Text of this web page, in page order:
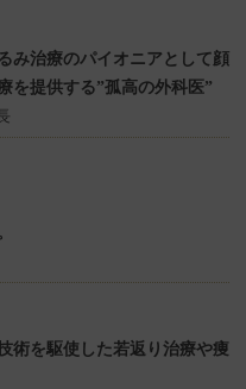
み治療のパイオニアとして顔
を提供する”孤高の外科医”
術を駆使した若返り治療や痩